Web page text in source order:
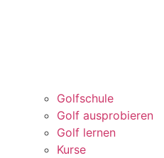
Golfschule
Golf ausprobieren
Golf lernen
Kurse